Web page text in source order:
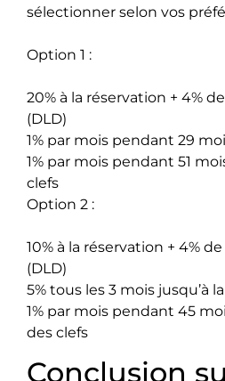
sélectionner selon vos
Option 1 :
20% à la réservation + 4%
(DLD)
1% par mois pendant 29
1% par mois pendant 51
clefs
Option 2 :
10% à la réservation + 4%
(DLD)
5% tous les 3 mois jusqu’à
1% par mois pendant 45
des clefs
Conclusion